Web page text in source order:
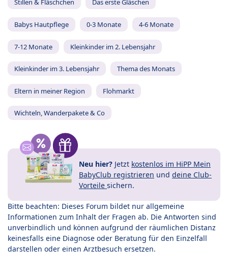
Stillen & Fläschchen Das erste Gläschen
Babys Hautpflege 0-3 Monate 4-6 Monate
7-12 Monate Kleinkinder im 2. Lebensjahr
Kleinkinder im 3. Lebensjahr Thema des Monats
Eltern in meiner Region Flohmarkt
Wichteln, Wanderpakete & Co
Neu hier? Jetzt kostenlos im HiPP Mein
BabyClub registrieren und deine Club-
Vorteile sichern.
Bitte beachten: Dieses Forum bildet nur allgemeine
Informationen zum Inhalt der Fragen ab. Die Antworten sind
unverbindlich und können aufgrund der räumlichen Distanz
keinesfalls eine Diagnose oder Beratung für den Einzelfall
darstellen oder einen Arztbesuch ersetzen.